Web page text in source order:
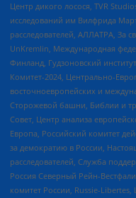
Центр дикого лосося, TVR
исследований им Вилфрида
расследователей, АЛЛАТРА, За
UnKremlin, Международная
Финланд, Гудзоновский
Комитет-2024, Центрально-
восточноевропейских и
Сторожевой башни, Библии и
Совет, Центр анализа
Европа, Российский комитет
за демократию в России,
расследователей, Служба
Россия Северный Рейн-
комитет России, Russie-